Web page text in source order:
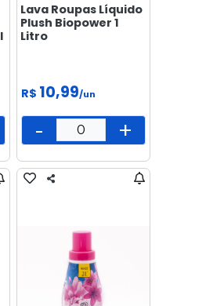
Lava Roupas Líquido
Plush Biopower 1
Litro
R$ 10,99/un
- +